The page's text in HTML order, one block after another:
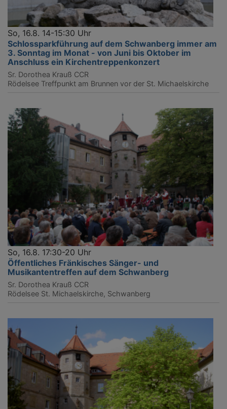
So, 16.8. 14-15:30 Uhr
Schlossparkführung auf dem Schwanberg immer am
3. Sonntag im Monat - von Juni bis Oktober im
Anschluss ein Kirchentreppenkonzert
Sr. Dorothea Krauß CCR
Rödelsee Treffpunkt am Brunnen vor der St. Michaelskirche
So, 16.8. 17:30-20 Uhr
Öffentliches Fränkisches Sänger- und
Musikantentreffen auf dem Schwanberg
Sr. Dorothea Krauß CCR
Rödelsee St. Michaelskirche, Schwanberg